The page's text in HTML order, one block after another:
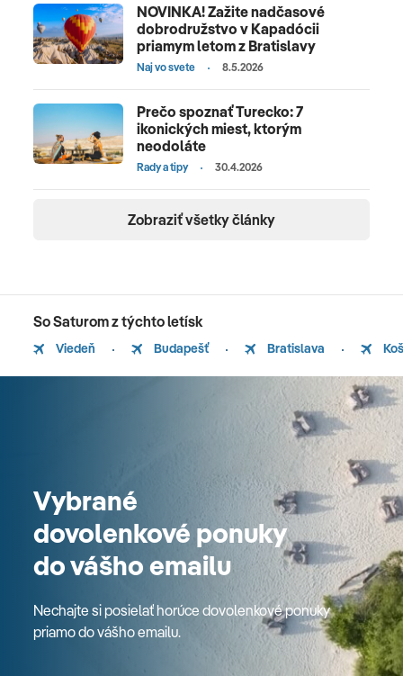
NOVINKA! Zažite nadčasové
dobrodružstvo v Kapadócii
priamym letom z Bratislavy
Naj vo svete 8.5.2026
Prečo spoznať Turecko: 7
ikonických miest, ktorým
neodoláte
Rady a tipy 30.4.2026
Zobraziť všetky články
So Saturom z týchto letísk
Viedeň Budapešť Bratislava
Vybrané
dovolenkové ponuky
do vášho emailu
Nechajte si posielať horúce dovolenkové ponuky
priamo do vášho emailu.